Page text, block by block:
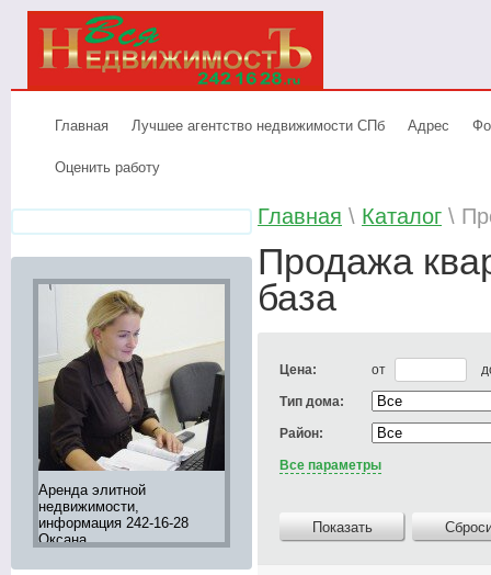
Главная Лучшее агентство недвижимости СПб Адрес
Оценить работу
Элитное жилье продажа,
большой выбор в агентстве
"ВСЯ НЕДВИЖИМОСТЬ"
тел. 242-
Главная \ Каталог \
Продажа
база
Цена: от
Тип дома:
Район:
Все параметры
Показать